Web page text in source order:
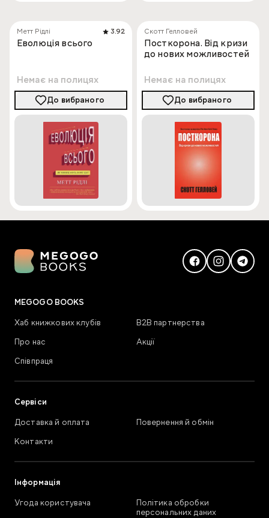
Метт Рідлі 3.92
Еволюція всього
Немає на полицях
До вибраного
Скотт Гелловей
Посткорона. Від кризи
до нових можливостей
Немає на полицях
До вибраного
MEGOGO BOOKS
Хаб книжкових клубів
В2В партнерства
Про нас
Акції
Співпраця
Сервіси
Доставка й оплата
Повернення й обмін
Контакти
Інформація
Угода користувача
Політика обробки
персональних даних